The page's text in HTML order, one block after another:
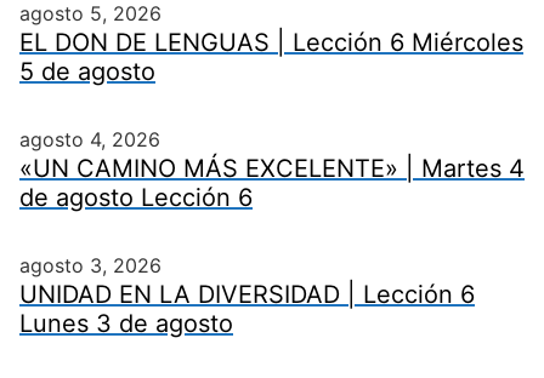
agosto 5, 2026
EL DON DE LENGUAS | Lección 6 Miércoles
5 de agosto
agosto 4, 2026
«UN CAMINO MÁS EXCELENTE» | Martes 4
de agosto Lección 6
agosto 3, 2026
UNIDAD EN LA DIVERSIDAD | Lección 6
Lunes 3 de agosto